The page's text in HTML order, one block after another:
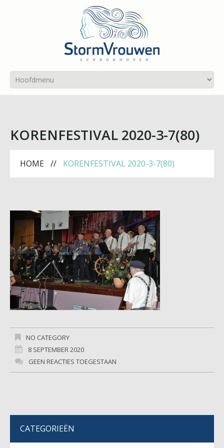
KORENFESTIVAL 2020-3-7(80)
HOME KORENFESTIVAL 2020-3-7(80)
NO CATEGORY
8 SEPTEMBER 2020
GEEN REACTIES TOEGESTAAN
CATEGORIEËN